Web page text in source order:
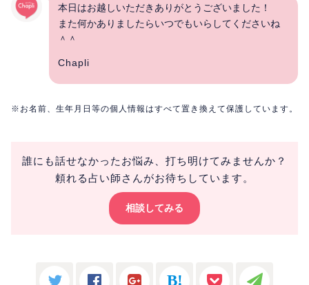
本日はお越しいただきありがとうございました！
また何かありましたらいつでもいらしてくださいね
＾＾
Chapli
※お名前、生年月日等の個人情報はすべて置き換えて保護しています。
誰にも話せなかったお悩み、打ち明けてみませんか？
頼れる占い師さんがお待ちしています。
相談してみる